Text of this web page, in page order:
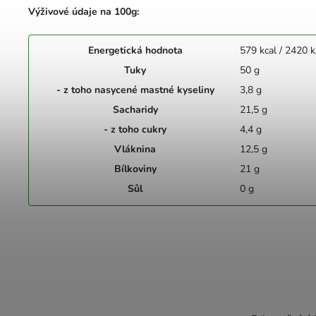
Výživové údaje na 100g:
Energetická hodnota
579 kcal / 2420
Tuky
50 g
- z toho nasycené mastné kyseliny
3,8 g
Sacharidy
21,5 g
- z toho cukry
4,4 g
Vláknina
12,5 g
Bílkoviny
21 g
Sůl
0 g